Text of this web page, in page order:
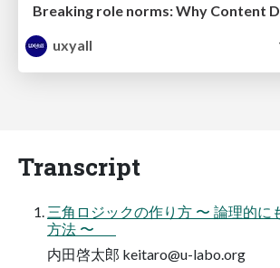
uxyall
Transcript
三角ロジックの作り方 〜 論理的に
方法 〜      
内田啓太郎 keitaro@u-labo.org